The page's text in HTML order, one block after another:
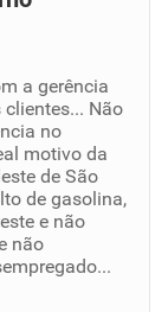
a gerência
Não
no
motivo da
de São
de gasolina,
e não
não